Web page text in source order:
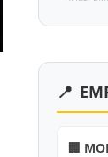
📍
🏢